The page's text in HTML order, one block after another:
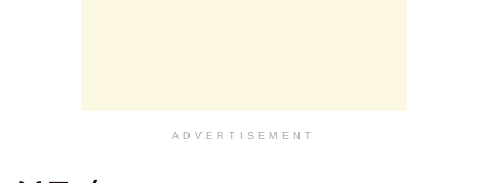
ADVERTISEMENT